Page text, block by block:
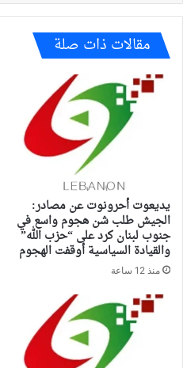
مقالات ذات صلة
يديعوت أحرونوت عن مصادر:
الجيش طلب شن هجوم واسع في
جنوب لبنان كرد على “حزب الله”
والقيادة السياسية أوقفت الهجوم
منذ 12 ساعة